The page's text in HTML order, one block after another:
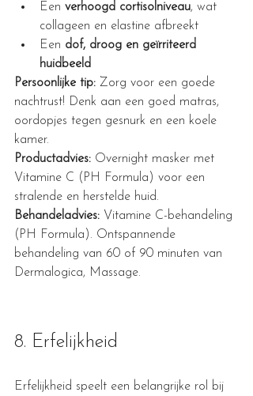
Een verhoogd cortisolniveau, wat
collageen en elastine afbreekt
Een dof, droog en geïrriteerd
huidbeeld
Persoonlijke tip: Zorg voor een goede
nachtrust! Denk aan een goed matras,
oordopjes tegen gesnurk en een koele
kamer.
Productadvies: Overnight masker met
Vitamine C (PH Formula) voor een
stralende en herstelde huid.
Behandeladvies: Vitamine C-behandeling
(PH Formula). Ontspannende
behandeling van 60 of 90 minuten van
Dermalogica, Massage.
8. Erfelijkheid
Erfelijkheid speelt een belangrijke rol bij